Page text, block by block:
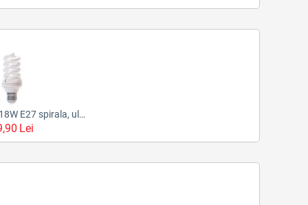
Bec economic 18W E27 spirala, ultra mini, alb rece
Lei